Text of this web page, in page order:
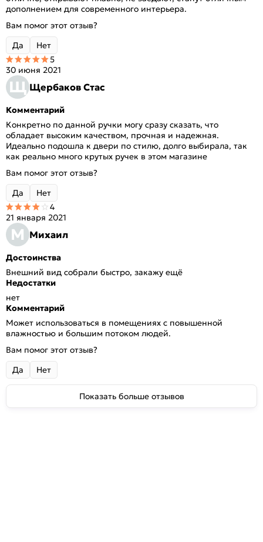
дополнением для современного интерьера.
Вам помог этот отзыв?
Да
Нет
Щ Щербаков Стас
30 июня 2021
5
Комментарий
Конкретно по данной ручки могу сразу сказать, что
обладает высоким качеством, прочная и надежная.
Идеально подошла к двери по стилю, долго выбирала, так
как реально много крутых ручек в этом магазине
Вам помог этот отзыв?
Да
Нет
М Михаил
21 января 2021
4
Достоинства
Внешний вид собрали быстро, закажу ещё
Недостатки
нет
Комментарий
Может использоваться в помещениях с повышенной
влажностью и большим потоком людей.
Вам помог этот отзыв?
Да
Нет
Показать больше отзывов